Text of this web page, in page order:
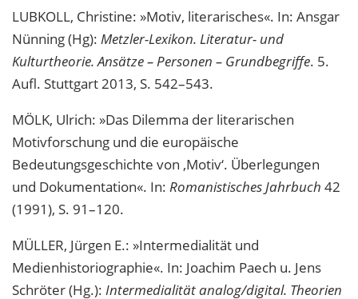
LUBKOLL, Christine: »Motiv, literarisches«. In: Ansgar
Nünning (Hg): Metzler-Lexikon. Literatur- und
Kulturtheorie. Ansätze – Personen – Grundbegriffe. 5.
Aufl. Stuttgart 2013, S. 542–543.
MÖLK, Ulrich: »Das Dilemma der literarischen
Motivforschung und die europäische
Bedeutungsgeschichte von ‚Motiv‘. Überlegungen
und Dokumentation«. In: Romanistisches Jahrbuch 42
(1991), S. 91–120.
MÜLLER, Jürgen E.: »Intermedialität und
Medienhistoriographie«. In: Joachim Paech u. Jens
Schröter (Hg.): Intermedialität analog/digital. Theorien